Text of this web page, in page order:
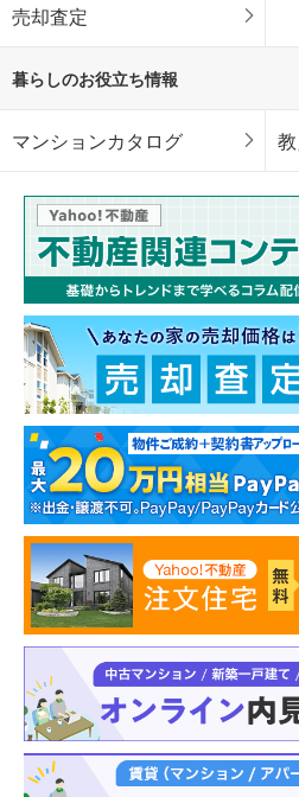
売却査定
暮らしのお役立ち情報
マンションカタログ